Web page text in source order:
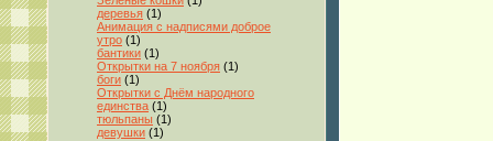
деревья (1)
Анимация с надписями доброе
утро (1)
бантики (1)
Открытки на 7 ноября (1)
боги (1)
Открытки с Днём народного
единства (1)
тюльпаны (1)
девушки (1)